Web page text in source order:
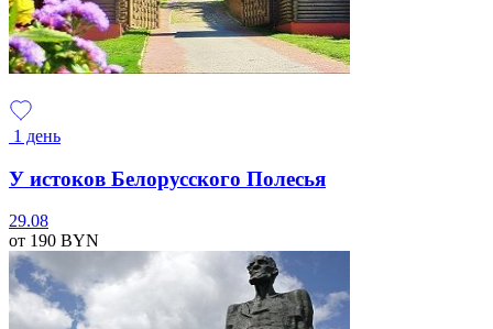
1 день
У истоков Белорусского Полесья
29.08
от 190 BYN